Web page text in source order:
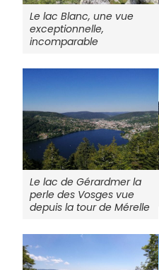
Le lac Blanc, une vue
exceptionnelle,
incomparable
Le lac de Gérardmer la
perle des Vosges vue
depuis la tour de Mérelle